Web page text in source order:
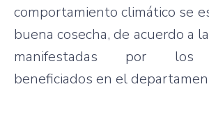
comportamiento climático se
buena cosecha, de acuerdo a
manifestadas
por
beneficiados en el